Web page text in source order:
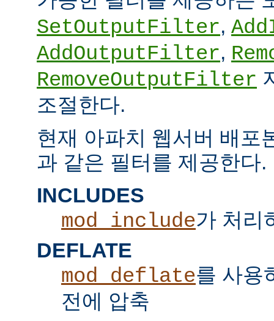
SetOutputFilter,
AddOutputFilter,
RemoveOutputFilter
조절한다.
현재 아파치 웹서버 배포
과 같은 필터를 제공한다.
INCLUDES
mod_include가 처리
DEFLATE
mod_deflate를 사용
전에 압축